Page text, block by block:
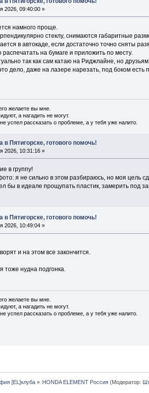
2026, 09:40:00 »
намного проще.
стеклу, снимаются габаритные
в автокаде, если достаточно точно сняты
на бумаге и приложить по месту.
так как сам катаю на Риджлайне, но
дело, даже на лазере нарезать, под боком есть
желаете вы мне.
а нагадить не могут.
успел рассказать о проблеме, а у тебя уже налито.
Пятигорске, готового помочь!
2026, 10:31:16 »
в группу!
я не сильно в этом разбираюсь, но моя цель
бы в идеале прощупать пластик, замерить под
Пятигорске, готового помочь!
2026, 10:49:04 »
и на этом все закончится.
тоже нудна подгонка.
желаете вы мне.
а нагадить не могут.
успел рассказать о проблеме, а у тебя уже налито.
[EL]клуба » HONDA ELEMENT Россия (Модератор: